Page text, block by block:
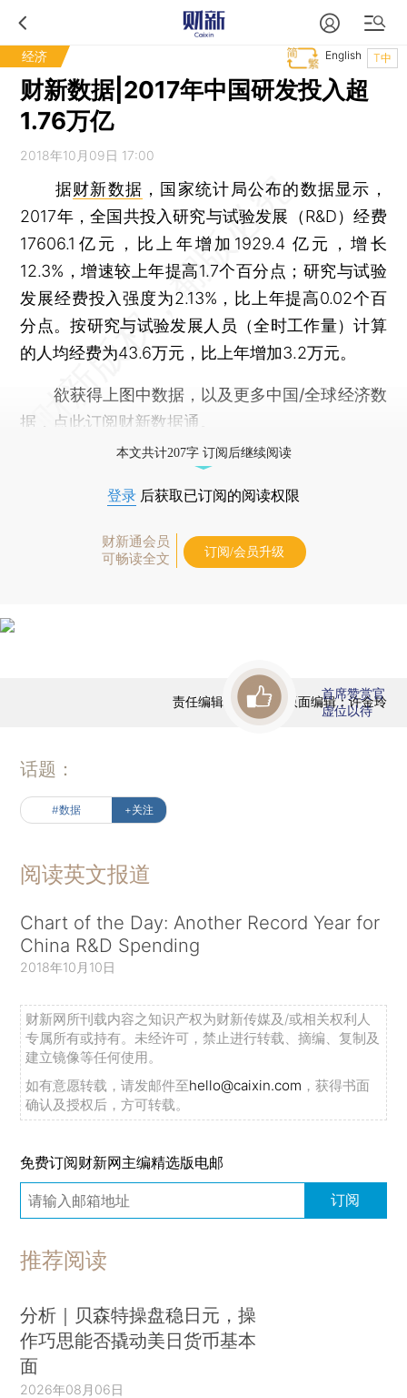
经济 T中
English
财新数据|2017年中国研发投入超
1.76万亿
2018年10月09日 17:00
据财新数据 ，国家统计局公布的数据显示，
2017年，全国共投入研究与试验发展（R&D）经费
17606.1亿元，比上年增加1929.4 亿元，增长
12.3%，增速较上年提高1.7个百分点；研究与试验
发展经费投入强度为2.13%，比上年提高0.02个百
分点。按研究与试验发展人员（全时工作量）计算
的人均经费为43.6万元，比上年增加3.2万元。
欲获得上图中数据，以及更多中国/全球经济数
据，点此订阅财新数据通
本文共计207字 订阅后继续阅读
登录 后获取已订阅的阅读权限
财新通会员
可畅读全文
订阅/会员升级
责任编辑：田铁军 | 版面编辑：许金玲
首席赞赏官
虚位以待
话题：
#数据 +关注
阅读英文报道
Chart of the Day: Another Record Year for
China R&D Spending
2018年10月10日
财新网所刊载内容之知识产权为财新传媒及/或相关权利人
专属所有或持有。未经许可，禁止进行转载、摘编、复制及
建立镜像等任何使用。
如有意愿转载，请发邮件至hello@caixin.com ，获得书面
确认及授权后，方可转载。
免费订阅财新网主编精选版电邮
订阅
推荐阅读
分析｜贝森特操盘稳日元，操
作巧思能否撬动美日货币基本
面
2026年08月06日